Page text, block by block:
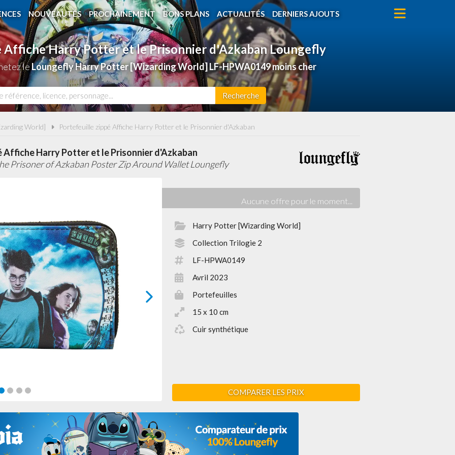
NOUVEAUTÉS PROCHAINEMENT BONS PLANS ACTUALITÉS DERNIERS AJOUTS
Harry Potter et le Prisonnier d'Azkaban Loungefly
leLoungefly Harry Potter [Wizarding World] LF-HPWA0149 moins cher
Recherche
World] Portefeuille zippé Affiche Harry Potter et le Prisonnier d'Azkaban
Harry Potter et le Prisonnier d'Azkaban
Prisoner of Azkaban Poster Zip Around Wallet Loungefly
Harry Potter [Wizarding World]
Collection Trilogie 2
LF-HPWA0149
Avril 2023
Portefeuilles
15 x 10 cm
Cuir synthétique
COMPARER LES PRIX